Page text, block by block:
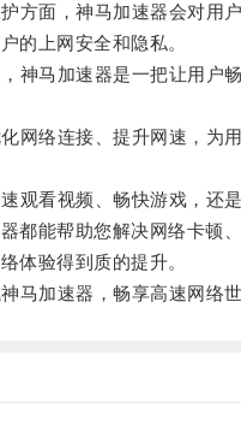
面，神马加速器会对用
的上网安全和隐私。
马加速器是一把让用户
络连接、提升网速，为用
看视频、畅快游戏，还
都能帮助您解决网络卡顿
体验得到质的提升。
加速器，畅享高速网络世